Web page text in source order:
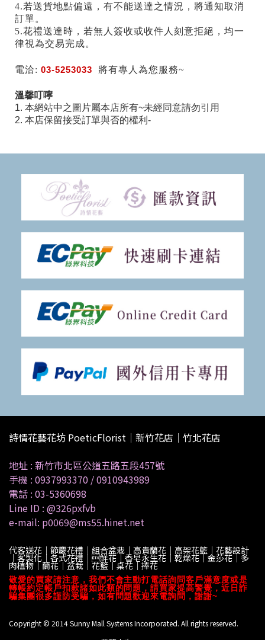
4.若送貨地點偏遠，有不能送達之情況，將通知取消
訂單。
5.花禮送達時，若無人簽收或收件人刻意拒絕，均一
律視為交易完成。
電洽:03-5253033 將有專人為您服務~
溫馨叮嚀
1. 本網站中之圖片屬本店所有~未經同意請勿引用
2. 本店保留接受訂單與否的權利-
詩情花藝花坊 PoeticFlorist｜新竹花店｜竹北花店
地址 : 新竹市北區公道五路五段457號
手機 : 0937993370 /0910943989
電話 : 03-5360698
Line ID : @326pxfvb
e-mail: p0069@ms55.hinet.net
代客送花｜節慶花禮｜組合盆栽｜高貴蘭花｜高架花籃｜花藝設計
｜客製化｜各式花禮｜鮮花｜香皂永生花｜乾燥花｜金莎花｜多
肉植物｜蘭花｜盆栽｜花籃｜桌花｜捧花
敬愛的買家請注意，我們不會主動打電話詢問客戶滿意度或是
轉帳約定帳戶扣款諸如此類的問題，請買家提高警覺，近日詐
騙集團很多謹防受騙，如有問題歡迎來電詢問，謝謝~
Copyright © 2014 Sunny Mall Systems Incorporated. All rights reserved.